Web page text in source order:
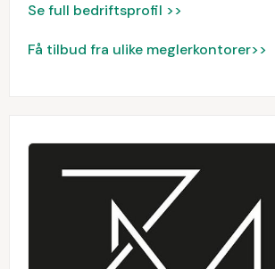
Se full bedriftsprofil >>
Få tilbud fra ulike meglerkontorer>>